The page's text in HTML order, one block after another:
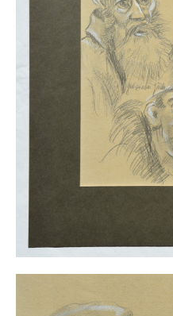
Über Uns
Impressum
Datenschutz
Widerruf